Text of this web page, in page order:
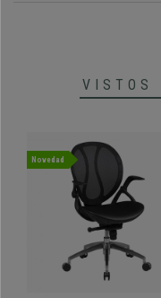
VISTOS
Novedad